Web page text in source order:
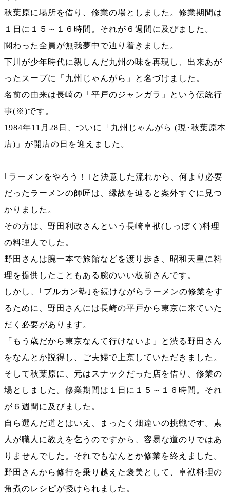
秋葉原に場所を借り、修業の場としました。修業期間は
１日に１５～１６時間。それが６週間に及びました。
関わった全員が無我夢中で辿り着きました。
下川が少年時代に親しんだ九州の味を再現し、出来あが
ったスープに「九州じゃんがら」と名づけました。
名前の由来は長崎の「平戸のジャンガラ」という伝統行
事(※)です。
1984年11月28日、ついに「九州じゃんがら (現･秋葉原本
店)」が開店の日を迎えました。
｢ラーメンをやろう！｣と決意した流れから、何より必要
だったラーメンの師匠は、縁故を辿ると案外すぐに見つ
かりました。
その方は、野田利政さんという長崎卓袱(しっぽく)料理
の料理人でした。
野田さんは腕一本で旅館などを渡り歩き、昭和天皇に料
理を提供したこともある腕のいい板前さんです。
しかし、｢ブルカン塾｣を続けながらラーメンの修業をす
るために、野田さんには長崎の平戸から東京に来ていた
だく必要があります。
「もう歳だから東京なんて行けないよ」と渋る野田さん
をなんとか説得し、ご夫婦で上京していただきました。
そして秋葉原に、元はスナックだった店を借り、修業の
場としました。修業期間は１日に１５～１６時間。それ
が６週間に及びました。
自ら選んだ道とはいえ、まったく畑違いの挑戦です。素
人が職人に教えを乞うのですから、容易な道のりではあ
りませんでした。それでもなんとか修業を終えました。
野田さんから修行を乗り越えた褒美として、卓袱料理の
角煮のレシピが授けられました。